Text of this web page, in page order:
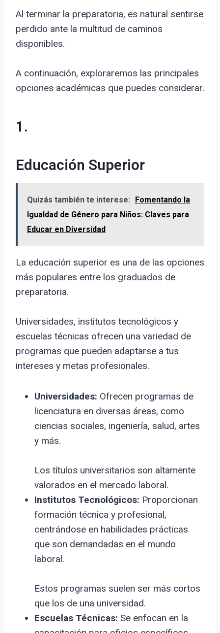
Al terminar la preparatoria, es natural sentirse
perdido ante la multitud de caminos
disponibles.
A continuación, exploraremos las principales
opciones académicas que puedes considerar.
1.
Educación Superior
Quizás también te interese:
Fomentando la
Igualdad de Género para Niños: Claves para
Educar en Diversidad
La educación superior es una de las opciones
más populares entre los graduados de
preparatoria.
Universidades, institutos tecnológicos y
escuelas técnicas ofrecen una variedad de
programas que pueden adaptarse a tus
intereses y metas profesionales.
Universidades: Ofrecen programas de
licenciatura en diversas áreas, como
ciencias sociales, ingeniería, salud, artes
y más.
Los títulos universitarios son altamente
valorados en el mercado laboral.
Institutos Tecnológicos: Proporcionan
formación técnica y profesional,
centrándose en habilidades prácticas
que son demandadas en el mundo
laboral.
Estos programas suelen ser más cortos
que los de una universidad.
Escuelas Técnicas: Se enfocan en la